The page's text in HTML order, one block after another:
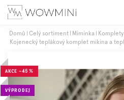
Přejít
Sales
Dívky
Chlapci
Domů Celý sortiment Miminka
Kojenecký teplákový komplet mikina a
AKCE –45 %
VÝPRODEJ